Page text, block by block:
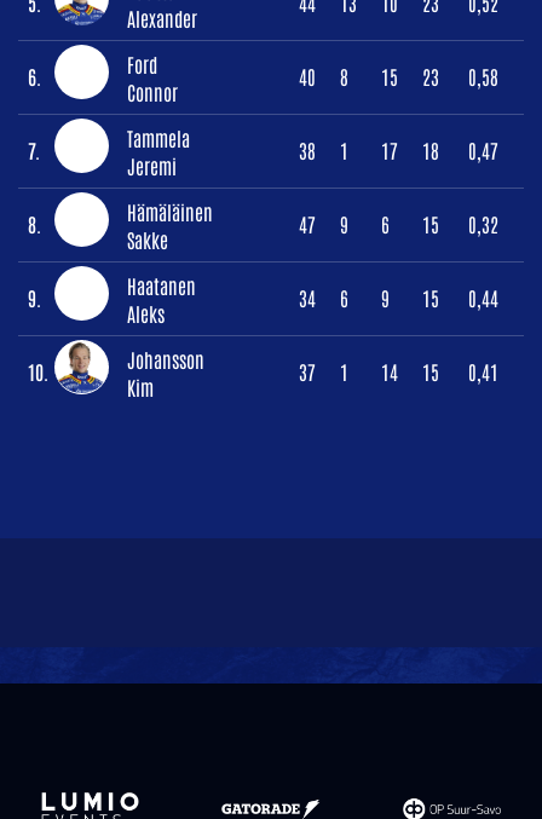
Alexander
6.
Ford
Connor
40 8 15 23 0,58
7.
Tammela
Jeremi
38 1 17 18 0,47
8.
Hämäläinen
Sakke
47 9 6 15 0,32
9.
Haatanen
Aleks
34 6 9 15 0,44
10.
Johansson
Kim
37 1 14 15 0,41